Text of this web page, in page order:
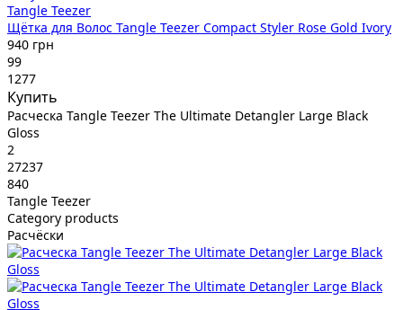
Tangle Teezer
Щётка для Волос Tangle Teezer Compact Styler Rose Gold Ivory
940 грн
99
1277
Купить
Расческа Tangle Teezer The Ultimate Detangler Large Black
Gloss
2
27237
840
Tangle Teezer
Category products
Расчёски